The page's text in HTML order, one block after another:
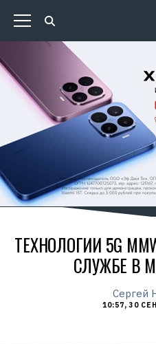
ТЕХНОЛОГИИ 5G
СЛУЖБЕ В
Сергей
10:57, 30